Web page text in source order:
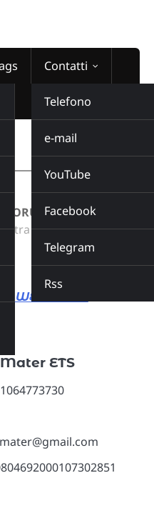
Contatti
Telefono
e-mail
YouTube
Facebook
Telegram
Rss
3
WEBRADIO
ETS